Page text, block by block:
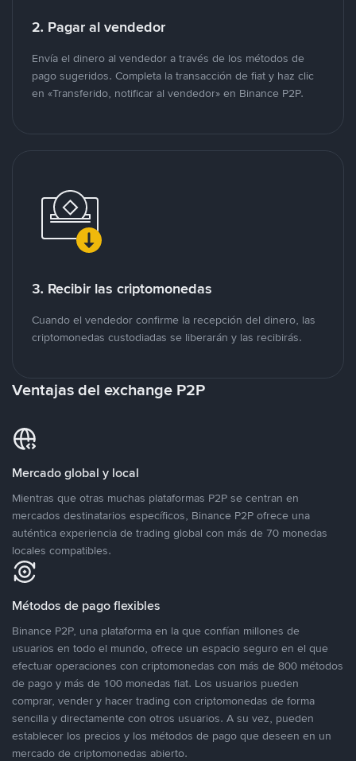
2. Pagar al vendedor
Envía el dinero al vendedor a través de los métodos de
pago sugeridos. Completa la transacción de fiat y haz clic
en «Transferido, notificar al vendedor» en Binance P2P.
3. Recibir las criptomonedas
Cuando el vendedor confirme la recepción del dinero, las
criptomonedas custodiadas se liberarán y las recibirás.
Ventajas del exchange P2P
Mercado global y local
Mientras que otras muchas plataformas P2P se centran en
mercados destinatarios específicos, Binance P2P ofrece una
auténtica experiencia de trading global con más de 70 monedas
locales compatibles.
Métodos de pago flexibles
Binance P2P, una plataforma en la que confían millones de
usuarios en todo el mundo, ofrece un espacio seguro en el que
efectuar operaciones con criptomonedas con más de 800 métodos
de pago y más de 100 monedas fiat. Los usuarios pueden
comprar, vender y hacer trading con criptomonedas de forma
sencilla y directamente con otros usuarios. A su vez, pueden
establecer los precios y los métodos de pago que deseen en un
mercado de criptomonedas abierto.